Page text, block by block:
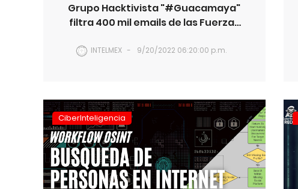
Grupo Hacktivista "#Guacamaya"
filtra 400 mil emails de las Fuerzas
INTELMEX 9/20/2022 06:20:00 p.m.
CiberInteligencia